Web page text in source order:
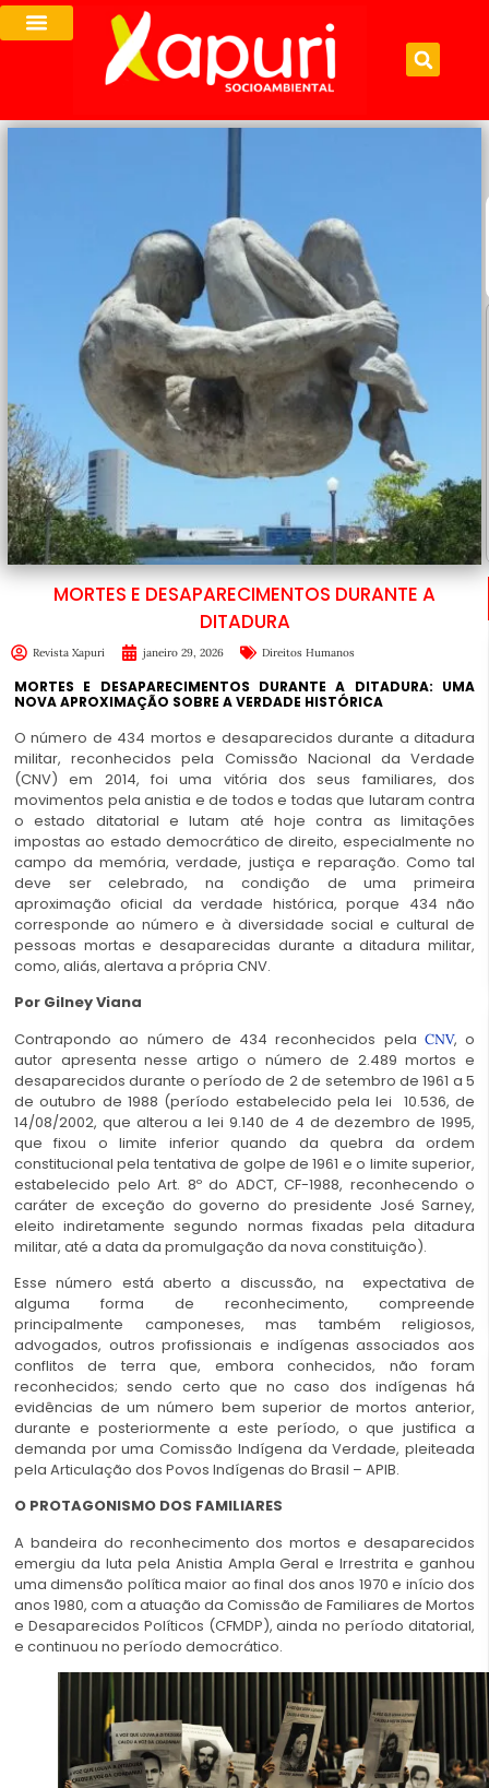
MORTES E DESAPARECIMENTOS DURANTE A
DITADURA
Revista Xapuri janeiro 29, 2026 Direitos Humanos
MORTES E DESAPARECIMENTOS DURANTE A DITADURA: UMA
NOVA APROXIMAÇÃO SOBRE A VERDADE HISTÓRICA
O número de 434 mortos e desaparecidos durante a ditadura
militar, reconhecidos pela Comissão Nacional da Verdade
(CNV) em 2014, foi uma vitória dos seus familiares, dos
movimentos pela anistia e de todos e todas que lutaram contra
o estado ditatorial e lutam até hoje contra as limitações
impostas ao estado democrático de direito, especialmente no
campo da memória, verdade, justiça e reparação. Como tal
deve ser celebrado, na condição de uma primeira
aproximação oficial da verdade histórica, porque 434 não
corresponde ao número e à diversidade social e cultural de
pessoas mortas e desaparecidas durante a ditadura militar,
como, aliás, alertava a própria CNV.
Por Gilney Viana
Contrapondo ao número de 434 reconhecidos pela CNV, o
autor apresenta nesse artigo o número de 2.489 mortos e
desaparecidos durante o período de 2 de setembro de 1961 a 5
de outubro de 1988 (período estabelecido pela lei 10.536, de
14/08/2002, que alterou a lei 9.140 de 4 de dezembro de 1995,
que fixou o limite inferior quando da quebra da ordem
constitucional pela tentativa de golpe de 1961 e o limite superior,
estabelecido pelo Art. 8º do ADCT, CF-1988, reconhecendo o
caráter de exceção do governo do presidente José Sarney,
eleito indiretamente segundo normas fixadas pela ditadura
militar, até a data da promulgação da nova constituição).
Esse número está aberto a discussão, na expectativa de
alguma forma de reconhecimento, compreende
principalmente camponeses, mas também religiosos,
advogados, outros profissionais e indígenas associados aos
conflitos de terra que, embora conhecidos, não foram
reconhecidos; sendo certo que no caso dos indígenas há
evidências de um número bem superior de mortos anterior,
durante e posteriormente a este período, o que justifica a
demanda por uma Comissão Indígena da Verdade, pleiteada
pela Articulação dos Povos Indígenas do Brasil – APIB.
O PROTAGONISMO DOS FAMILIARES
A bandeira do reconhecimento dos mortos e desaparecidos
emergiu da luta pela Anistia Ampla Geral e Irrestrita e ganhou
uma dimensão política maior ao final dos anos 1970 e início dos
anos 1980, com a atuação da Comissão de Familiares de Mortos
e Desaparecidos Políticos (CFMDP), ainda no período ditatorial,
e continuou no período democrático.